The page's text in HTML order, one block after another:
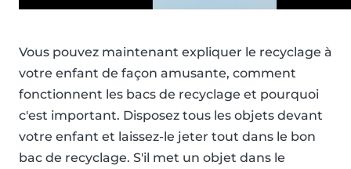
Vous pouvez maintenant expliquer le recyclage à
votre enfant de façon amusante, comment
fonctionnent les bacs de recyclage et pourquoi
c'est important. Disposez tous les objets devant
votre enfant et laissez-le jeter tout dans le bon
bac de recyclage. S'il met un objet dans le